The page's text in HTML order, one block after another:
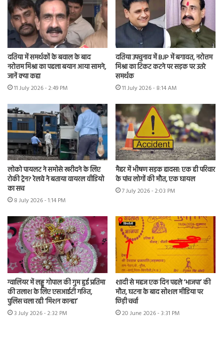
दतिया में समर्थकों के बवाल के बाद
नरोत्तम मिश्रा का पहला बयान आया सामने,
जानें क्या कहा
11 July 2026 - 2:49 PM
दतिया उपचुनाव में BJP में बगावत, नरोत्तम
मिश्रा का टिकट कटने पर सड़क पर उतरे
समर्थक
11 July 2026 - 8:14 AM
लोको पायलट ने समोसे खरीदने के लिए
रोकी ट्रेन? रेलवे ने बताया वायरल वीडियो
का सच
8 July 2026 - 1:14 PM
मैहर में भीषण सड़क हादसा: एक ही परिवार
के पांच लोगों की मौत, एक घायल
7 July 2026 - 2:03 PM
ग्वालियर में लड्डू गोपाल की गुम हुई प्रतिमा
की तलाश के लिए एसआईटी गठित,
पुलिस चला रही ‘मिशन कान्हा’
3 July 2026 - 2:32 PM
शादी से महज एक दिन पहले ‘भाजपा’ की
मौत, घटना के बाद सोशल मीडिया पर
छिड़ी चर्चा
20 June 2026 - 3:31 PM